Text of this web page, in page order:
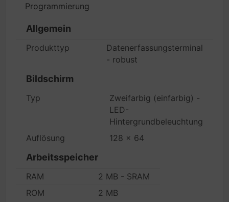
Programmierung
Allgemein
Produkttyp
Datenerfassungsterminal
- robust
Bildschirm
Typ
Zweifarbig (einfarbig) -
LED-
Hintergrundbeleuchtung
Auflösung
128 x 64
Arbeitsspeicher
RAM
2 MB - SRAM
ROM
2 MB